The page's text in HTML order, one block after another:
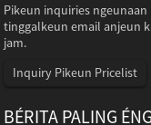
Pikeun inquiries
tinggalkeun email anjeun
jam.
Inquiry Pikeun Pricelist
BÉRITA PALING